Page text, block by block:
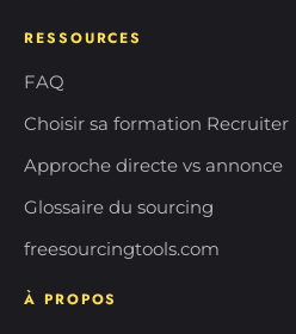
RESSOURCES
FAQ
Choisir sa formation Recruiter
Approche directe vs annonce
Glossaire du sourcing
freesourcingtools.com
À PROPOS